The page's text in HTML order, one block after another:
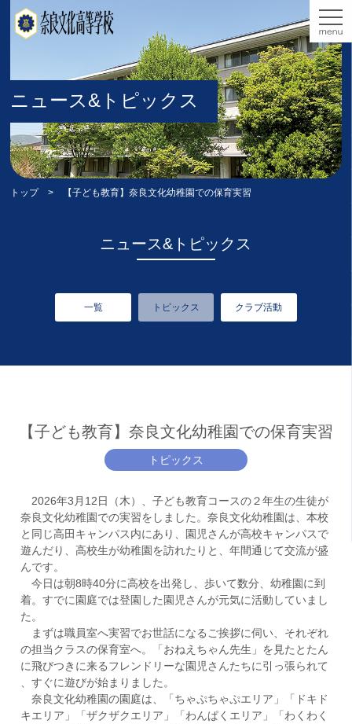
ニュース&トピックス
トップ> 【子ども教育】奈良文化幼稚園での保育実習
ニュース&トピックス
一覧 トピックス クラブ活動
【子ども教育】奈良文化幼稚園での保育実習
トピックス
2026年3月12日（木）、子ども教育コースの２年生の生徒が
奈良文化幼稚園での実習をしました。奈良文化幼稚園は、本校
と同じ高田キャンパス内にあり、園児さんが高校キャンパスで
遊んだり、高校生が幼稚園を訪れたりと、年間通じて交流が盛
んです。
今日は朝8時40分に高校を出発し、歩いて数分、幼稚園に到
着。すでに園庭では登園した園児さんが元気に活動していまし
た。
まずは職員室へ実習でお世話になるご挨拶に伺い、それぞれ
の担当クラスの保育室へ。「おねえちゃん先生」を見たとたん
に飛びつきに来るフレンドリーな園児さんたちに引っ張られて
、すぐに遊びが始まりました。
奈良文化幼稚園の園庭は、「ちゃぷちゃぷエリア」「ドキド
キエリア」「ザクザクエリア」「わんぱくエリア」「わくわく